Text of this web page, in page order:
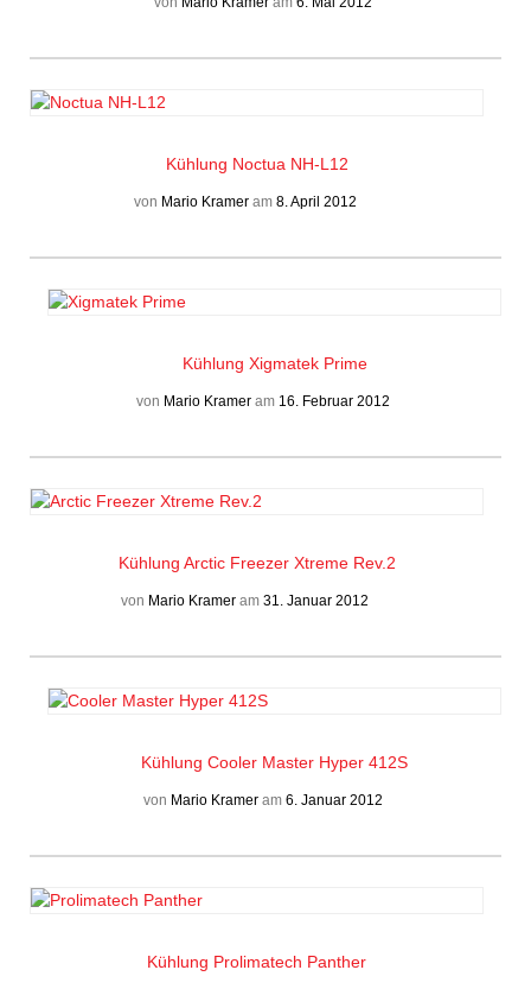
Kühlung Noctua NH-L12
von Mario Krameram 8. April 2012
Kühlung Xigmatek Prime
von Mario Krameram 16. Februar 2012
Kühlung Arctic Freezer Xtreme Rev.2
von Mario Kramer am 31. Januar 2012
Kühlung Cooler Master Hyper 412S
von Mario Krameram 6. Januar 2012
Kühlung Prolimatech Panther